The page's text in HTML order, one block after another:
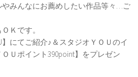
みんなにお薦めしたい作品等々…ご
Ｋです。
】にてご紹介♪＆スタジオＹＯＵのイ
Ｕポイント390point】をプレゼン